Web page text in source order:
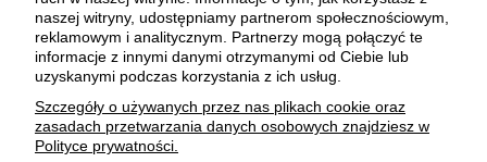
BEZPIECZNE PŁATNOŚCI ORAZ DOSTAWA
naszej witryny, udostępniamy partnerom społecznościowym,
reklamowym i analitycznym. Partnerzy mogą połączyć te
informacje z innymi danymi otrzymanymi od Ciebie lub
uzyskanymi podczas korzystania z ich usług.
Szczegóły o używanych przez nas plikach cookie oraz
zasadach przetwarzania danych osobowych znajdziesz w
Polityce prywatności.